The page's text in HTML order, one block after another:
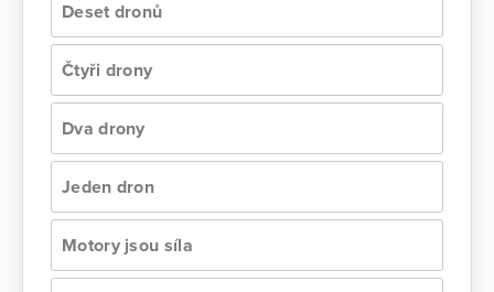
Deset dronů
Čtyři drony
Dva drony
Jeden dron
Motory jsou síla